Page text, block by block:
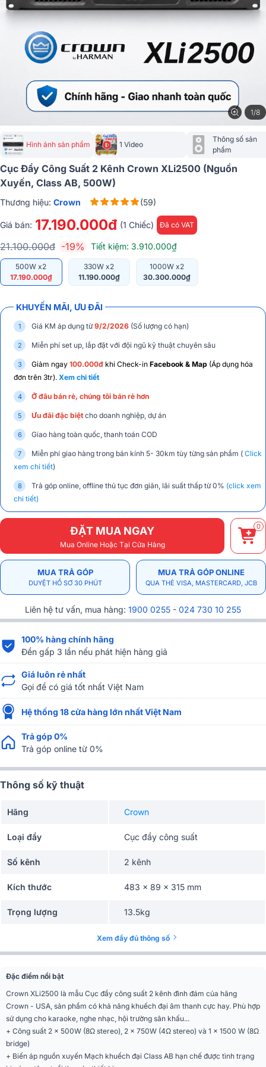
1/8
Hình ảnh sản phẩm 1 Video
Thông số sản
phẩm
Cục Đẩy Công Suất 2 Kênh Crown XLi2500 (Nguồn
Xuyến, Class AB, 500W)
Thương hiệu: Crown (59)
Giá bán: 17.190.000đ (1 Chiếc) Đã có VAT
21.100.000đ -19% Tiết kiệm: 3.910.000₫
500W x2
17.190.000₫
330W x2
11.190.000₫
1000W x2
30.300.000₫
KHUYẾN MÃI, ƯU ĐÃI
Giá KM áp dụng từ9/2/2026 (Số lượng có hạn)
Miễn phí set up, lắp đặt với đội ngũ kỹ thuật chuyên sâu
Giảm ngay 100.000đ khi Check-in Facebook & Map (Áp dụng hóa
đơn trên 3tr). Xem chi tiết
Ở đâu bán rẻ, chúng tôi bán rẻ hơn
Ưu đãi đặc biệt cho doanh nghiệp, dự án
Giao hàng toàn quốc, thanh toán COD
Miễn phí giao hàng trong bán kính 5- 30km tùy từng sản phẩm ( Click
xem chi tiết)
Trả góp online, offline thủ tục đơn giản, lãi suất thấp từ 0% (click xem
chi tiết)
ĐẶT MUA NGAY
Mua Online Hoặc Tại Cửa Hàng
0
MUA TRẢ GÓP
DUYỆT HỒ SƠ 30 PHÚT
MUA TRẢ GÓP ONLINE
QUA THẺ VISA, MASTERCARD, JCB
Liên hệ tư vấn, mua hàng: 1900 0255 - 024 730 10 255
100% hàng chính hãng
Đền gấp 3 lần nếu phát hiện hàng giả
Giá luôn rẻ nhất
Gọi để có giá tốt nhất Việt Nam
Hệ thống 18 cửa hàng lớn nhất Việt Nam
Trả góp 0%
Trả góp online từ 0%
Thông số kỹ thuật
Hãng Crown
Loại đẩy Cục đẩy công suất
Số kênh 2 kênh
Kích thước 483 x 89 x 315 mm
Trọng lượng 13.5kg
Xem đầy đủ thông số
Đặc điểm nổi bật
Crown XLi2500 là mẫu Cục đẩy công suất 2 kênh đình đám của hãng
Crown - USA, sản phẩm có khả năng khuếch đại âm thanh cực hay. Phù hợp
sử dụng cho karaoke, nghe nhạc, hội trường sân khấu...
+ Công suất 2 x 500W (8Ω stereo), 2 x 750W (4Ω stereo) và 1 x 1500 W (8Ω
bridge)
+ Biến áp nguồn xuyến Mạch khuếch đại Class AB hạn chế được tình trạng